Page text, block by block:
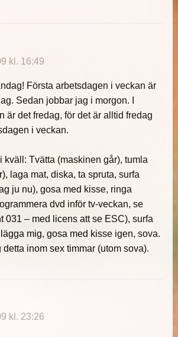
kl. 16:49
Första arbetsdagen i veckan är
Sedan jobbar jag i morgon. I
är det fredag, för det är alltid fredag
i veckan.
kväll: Tvätta (maskinen går), tumla
laga mat, diska, ta spruta, surfa
ju nu), gosa med kisse, ringa
dvd inför tv-veckan, se
031 – med licens att se ESC), surfa
mig, gosa med kisse igen, sova.
detta inom sex timmar (utom sova).
kl. 23:26